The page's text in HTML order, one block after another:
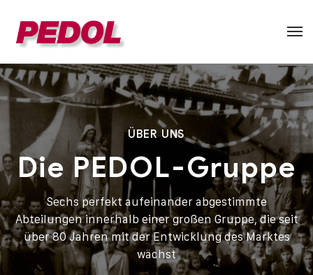
ÜBER UNS
Die PEDOL-Gruppe
Sechs perfekt aufeinander abgestimmte
Abteilungen innerhalb einer großen Gruppe, die seit
über 80 Jahren mit der Entwicklung des Marktes
wächst